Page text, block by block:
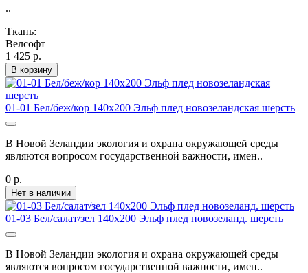
..
Ткань:
Велсофт
1 425 р.
В корзину
01-01 Бел/беж/кор 140х200 Эльф плед новозеландская шерсть
В Новой Зеландии экология и охрана окружающей среды
являются вопросом государственной важности, имен..
0 р.
Нет в наличии
01-03 Бел/салат/зел 140х200 Эльф плед новозеланд. шерсть
В Новой Зеландии экология и охрана окружающей среды
являются вопросом государственной важности, имен..